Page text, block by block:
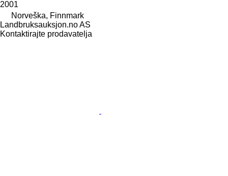
2001
Norveška, Finnmark
Landbruksauksjon.no AS
Kontaktirajte prodavatelja